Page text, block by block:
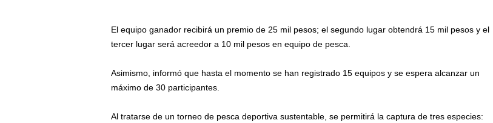
El equipo ganador recibirá un premio de 25 mil pesos; el segundo lugar obtendrá 15 mil pesos y el
tercer lugar será acreedor a 10 mil pesos en equipo de pesca.
Asimismo, informó que hasta el momento se han registrado 15 equipos y se espera alcanzar un
máximo de 30 participantes.
Al tratarse de un torneo de pesca deportiva sustentable, se permitirá la captura de tres especies: